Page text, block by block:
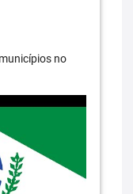
no